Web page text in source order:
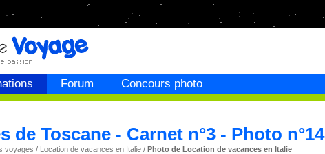
Forum Concours photo
de Toscane - Carnet n°3 - Photo n°14
voyages / Location de vacances en Italie/ Photo de Location de vacances en Italie